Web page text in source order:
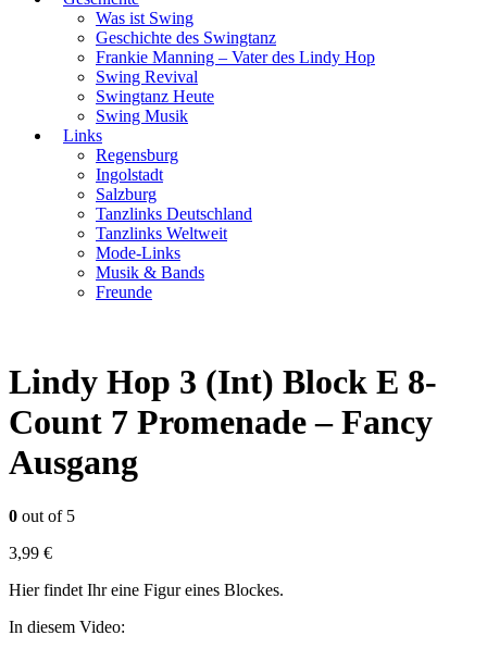
Was ist Swing
Geschichte des Swingtanz
Frankie Manning – Vater des Lindy Hop
Swing Revival
Swingtanz Heute
Swing Musik
Links
Regensburg
Ingolstadt
Salzburg
Tanzlinks Deutschland
Tanzlinks Weltweit
Mode-Links
Musik & Bands
Freunde
Lindy Hop 3 (Int) Block E 8-
Count 7 Promenade – Fancy
Ausgang
0 out of 5
3,99 €
Hier findet Ihr eine Figur eines Blockes.
In diesem Video: